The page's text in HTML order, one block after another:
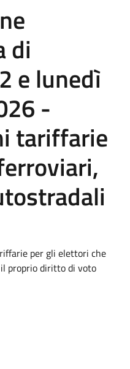
di
e lunedì
-
tariffarie
per gli elettori che
proprio diritto di voto